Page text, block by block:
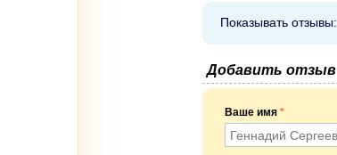
Показывать отзывы:
Добавить отзыв
Ваше имя *